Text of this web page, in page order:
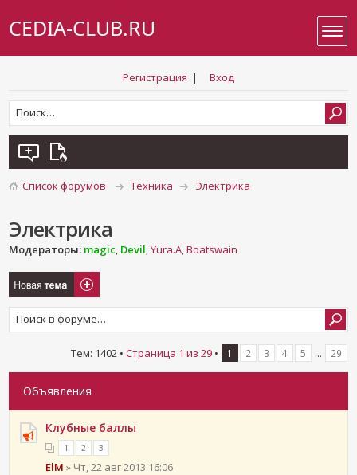
CEDIA-CLUB.RU
Регистрация | Вход
Список форумов Техника Электрика
Электрика
Модераторы: magic, Devil,Yura.A,Boatswain
Новая тема
Тем: 1402 • Страница 1 из 29• 1 2 3 4 5 ... 29
Объявления
Клубные баллы
1 2 3
ElM » Чт, 22 авг 2013 16:06